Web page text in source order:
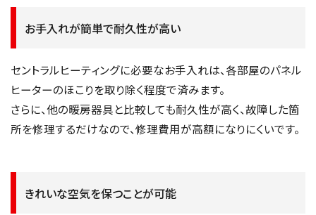
お手入れが簡単で耐久性が高い
セントラルヒーティングに必要なお手入れは、各部屋のパネル
ヒーターのほこりを取り除く程度で済みます。
さらに、他の暖房器具と比較しても耐久性が高く、故障した箇
所を修理するだけなので、修理費用が高額になりにくいです。
きれいな空気を保つことが可能